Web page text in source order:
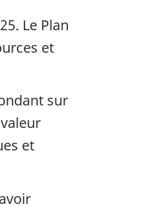
Le Plan
et
sur
et